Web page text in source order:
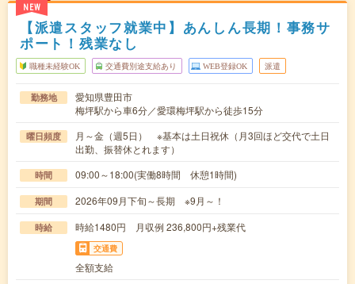
NEW
【派遣スタッフ就業中】あんしん長期！事務サ
ポート！残業なし
職種未経験OK 交通費別途支給あり WEB登録OK 派遣
勤務地
愛知県豊田市
梅坪駅から車6分／愛環梅坪駅から徒歩15分
曜日頻度
月～金（週5日） ※基本は土日祝休（月3回ほど交代で土日
出勤、振替休とれます）
時間 09:00～18:00(実働8時間 休憩1時間)
期間 2026年09月下旬～長期 ※9月～！
時給 時給1480円 月収例 236,800円+残業代
交通費
全額支給